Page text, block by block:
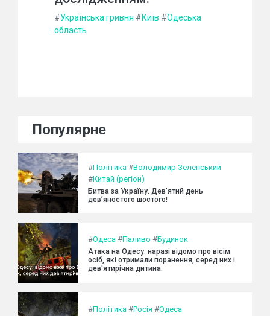
#Українська гривня #Київ #Одеська
область
Популярне
#Політика #Володимир Зеленський
#Китай (регіон)
Битва за Україну. Дев’ятий день
дев’яностого шостого!
#Одеса #Паливо #Будинок
Атака на Одесу: наразі відомо про вісім
осіб, які отримали поранення, серед них і
дев'ятирічна дитина.
#Політика #Росія #Одеса